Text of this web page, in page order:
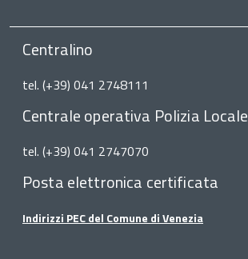
Centralino
tel. (+39) 041 2748111
Centrale operativa Polizia Locale
tel. (+39) 041 2747070
Posta elettronica certificata
Indirizzi PEC del Comune di Venezia